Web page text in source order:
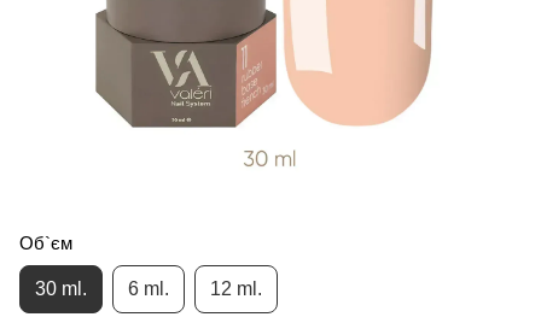
Об`єм
30 ml. 6 ml. 12 ml.